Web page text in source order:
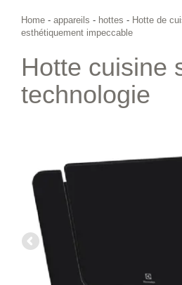
Home - appareils - hottes - Hotte de
esthétiquement impeccable
Hotte cuisine
technologie